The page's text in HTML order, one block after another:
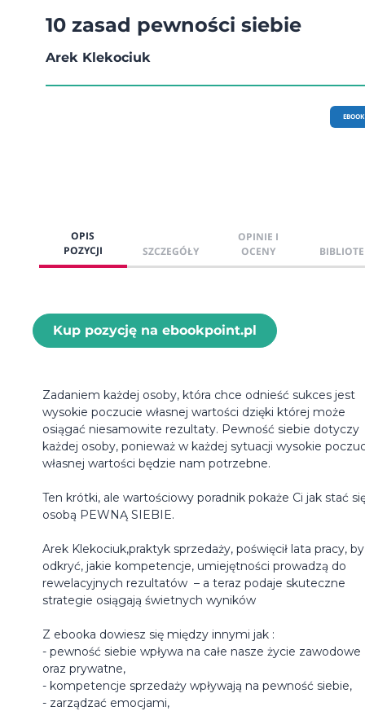
10 zasad pewności siebie
Arek Klekociuk
EBOOK
OPIS
POZYCJI
SZCZEGÓŁY
OPINIE I
OCENY
Kup pozycję na ebookpoint.pl
Zadaniem każdej osoby, która chce odnieść sukces jest
wysokie poczucie własnej wartości dzięki której może
osiągać niesamowite rezultaty. Pewność siebie dotyczy
każdej osoby, ponieważ w każdej sytuacji wysokie
własnej wartości będzie nam potrzebne.
Ten krótki, ale wartościowy poradnik pokaże Ci jak stać
osobą PEWNĄ SIEBIE.
Arek Klekociuk,praktyk sprzedaży, poświęcił lata pracy, by
odkryć, jakie kompetencje, umiejętności prowadzą do
rewelacyjnych rezultatów – a teraz podaje skuteczne
strategie osiągają świetnych wyników
Z ebooka dowiesz się między innymi jak :
- pewność siebie wpływa na całe nasze życie zawodowe
oraz prywatne,
- kompetencje sprzedaży wpływają na pewność siebie,
- zarządzać emocjami,